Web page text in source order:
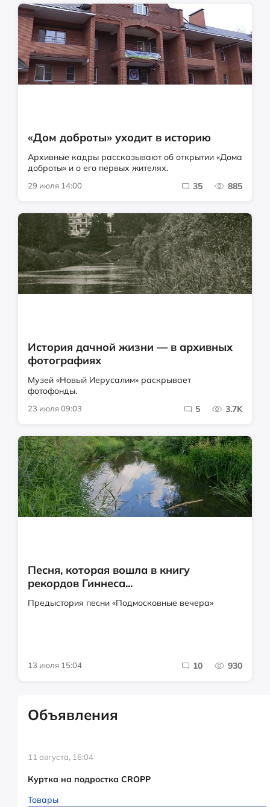
«Дом доброты» уходит в историю
Архивные кадры рассказывают об открытии «Дома
доброты» и о его первых жителях.
29 июля 14:00 35 885
История дачной жизни — в архивных
фотографиях
Музей «Новый Иерусалим» раскрывает
фотофонды.
23 июля 09:03 5 3.7K
Песня, которая вошла в книгу
рекордов Гиннеса...
Предыстория песни «Подмосковные вечера»
13 июля 15:04 10 930
Объявления
11 августа, 16:04
Куртка на подростка CROPP
Товары